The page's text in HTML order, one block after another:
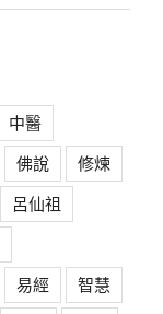
中醫
佛說
修煉
呂仙祖
易經
智慧